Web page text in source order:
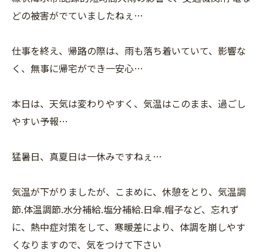
どの被害がでていましたねぇ…
仕事を終え、帰路の際は、雨も落ち着いていて、影響な
く、無事に帰宅ができ一安心…
本日は、天気は変わりやすく、気温はこのまま、過ごし
やすい予報…
猛暑日、真夏日は一休みですねぇ…
気温が下がりましたが、こまめに、休憩をとり、気温調
節.体温調節.水分補給.塩分補給.日傘.帽子など、忘れず
に、熱中症対策をして、寒暖差により、体調を崩しやす
くなりますので、気をつけて下さい